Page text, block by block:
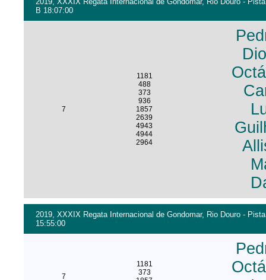
B 18:07:00
7
1181
488
373
936
1857
2639
4943
4944
2964
2019, XXXIX Regata Internacional de Gondomar, Rio Douro -
15:55:00
7
1181
373